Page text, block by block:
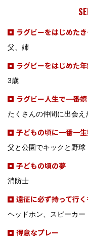
ラグビーをはじめた
父、姉
ラグビーをはじめた
3歳
ラグビー人生で一番
たくさんの仲間に出会え
子どもの頃に一番一
父と公園でキックと野球
子どもの頃の夢
消防士
遠征に必ず持って行
ヘッドホン、スピーカー
得意なプレー